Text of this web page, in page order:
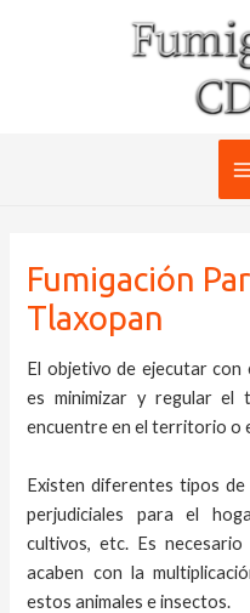
Fumigación
Tlaxopan
El objetivo de ejecutar
es minimizar y regular el
encuentre en el territorio o
Existen diferentes tipos
perjudiciales para el
cultivos, etc. Es
acaben con la
estos animales e insectos.